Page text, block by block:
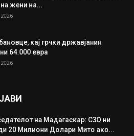
на жени на...
кај грчки државјанин
64.000 евра
на Мадагаскар: СЗО ни
20 Милиони Долари Мито ако...